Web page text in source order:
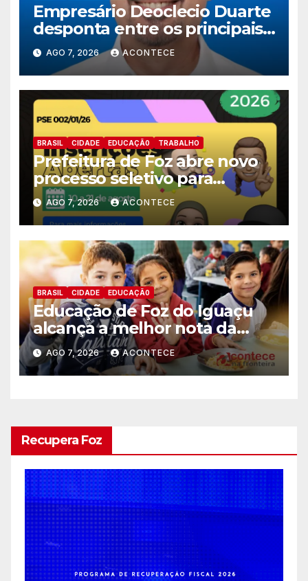
Empresário Deoclecio Duarte
desponta entre os principais
nomes do União Brasil para
deputado estadual
AGO 7, 2026 ACONTECE
BRASIL CIDADE EDUCAÇÃ0 TRABALHO
Prefeitura de Foz abre novo
processo seletivo para
estagiários
AGO 7, 2026 ACONTECE
BRASIL CIDADE EDUCAÇÃ0
Educação de Foz do Iguaçu
alcança a melhor nota da
história no IDEB
AGO 7, 2026 ACONTECE
Recupera Foz